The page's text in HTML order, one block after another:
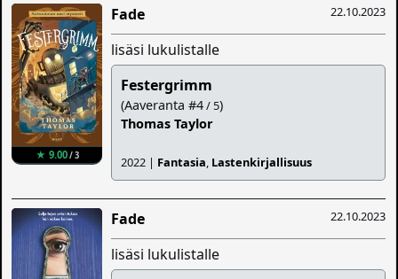
★ 9.00/ 3
22.10.2023
Fade
lisäsi lukulistalle
Festergrimm
(Aaveranta #4/ 5)
Thomas Taylor
2022 | Fantasia, Lastenkirjallisuus
22.10.2023
Fade
lisäsi lukulistalle